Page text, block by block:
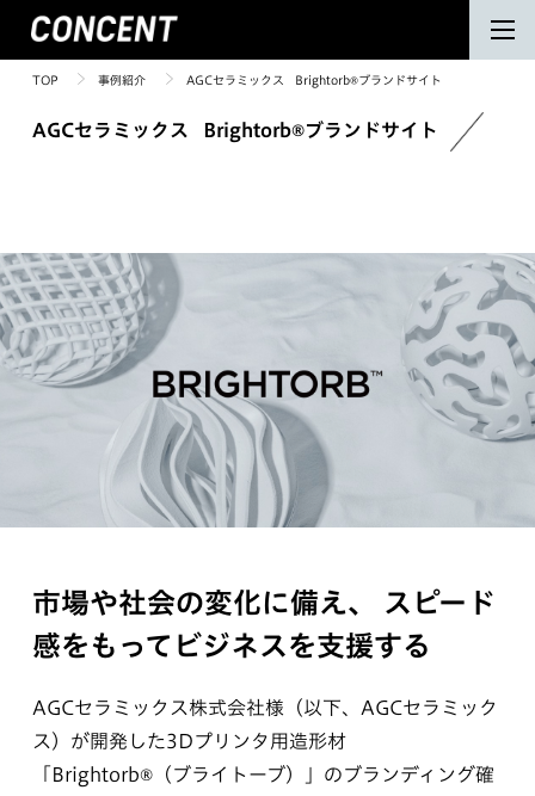
TOP 事例紹介 AGCセラミックス Brightorb®︎ブランドサイト
AGCセラミックス Brightorb®︎ブランドサイト
市場や社会の変化に備え、
スピード
感をもってビジネスを支援する
AGCセラミックス株式会社様（以下、AGCセラミック
ス）が開発した3Dプリンタ用造形材
「Brightorb®︎（ブライトーブ）」のブランディング確